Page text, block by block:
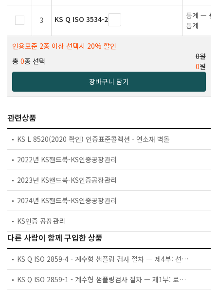
3 KS Q ISO 3534-2
통계 — 용
통계
인용표준 2종 이상 선택시 20% 할인
총 0종 선택
0원
0원
장바구니 담기
관련상품
KS L 8520(2020 확인) 인증표준콜렉션 - 연소재 벽돌
2022년 KS핸드북-KS인증공장관리
2023년 KS핸드북-KS인증공장관리
2024년 KS핸드북-KS인증공장관리
KS인증 공장관리
다른 사람이 함께 구입한 상품
KS Q ISO 2859-4 - 계수형 샘플링 검사 절차 ― 제4부: 선언 품질 수준의 평가 절차
KS Q ISO 2859-1 - 계수형 샘플링검사 절차 — 제1부: 로트별 합격품질한계(AQL) 지표형 샘플링검사 방식